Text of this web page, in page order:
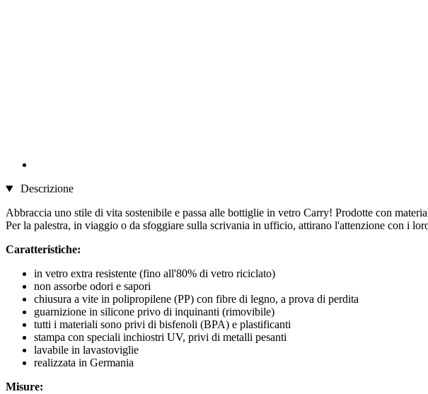
Descrizione
Abbraccia uno stile di vita sostenibile e passa alle bottiglie in vetro Carry! Prodotte con
Per la palestra, in viaggio o da sfoggiare sulla scrivania in ufficio, attirano l'attenzione con i
Caratteristiche:
in vetro extra resistente (fino all'80% di vetro riciclato)
non assorbe odori e sapori
chiusura a vite in polipropilene (PP) con fibre di legno, a prova di perdita
guarnizione in silicone privo di inquinanti (rimovibile)
tutti i materiali sono privi di bisfenoli (BPA) e plastificanti
stampa con speciali inchiostri UV, privi di metalli pesanti
lavabile in lavastoviglie
realizzata in Germania
Misure: